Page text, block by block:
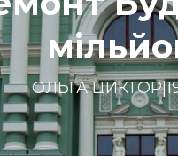
ОЛЬГА ЦИКТОР|